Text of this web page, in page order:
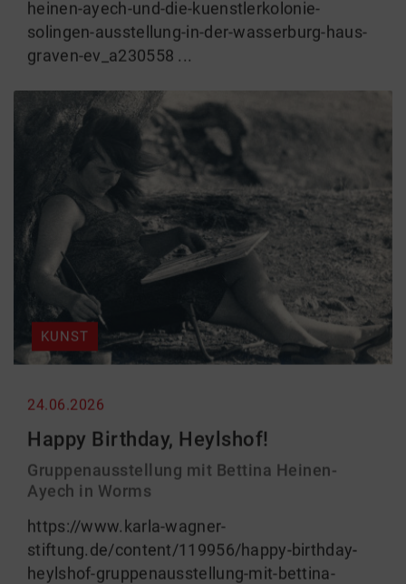
heinen-ayech-und-die-kuenstlerkolonie-
solingen-ausstellung-in-der-wasserburg-haus-
graven-ev_a230558 ...
24.06.2026
Happy Birthday, Heylshof!
Gruppenausstellung mit Bettina Heinen-
Ayech in Worms
https://www.karla-wagner-
stiftung.de/content/119956/happy-birthday-
heylshof-gruppenausstellung-mit-bettina-
KUNST